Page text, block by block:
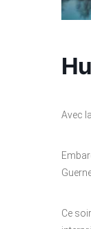
Avec
Ce